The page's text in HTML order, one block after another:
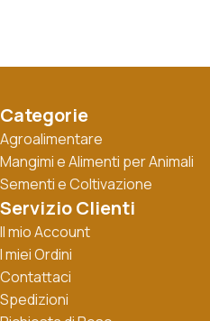
Categorie
Agroalimentare
Mangimi e Alimenti per Animali
Sementi e Coltivazione
Servizio Clienti
Il mio Account
I miei Ordini
Contattaci
Spedizioni